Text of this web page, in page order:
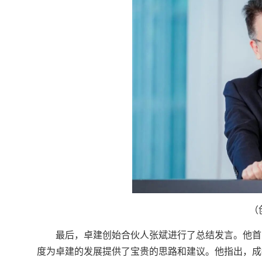
最后，卓建创始合伙人张斌进行了总结发言。他
度为卓建的发展提供了宝贵的思路和建议。他指出，